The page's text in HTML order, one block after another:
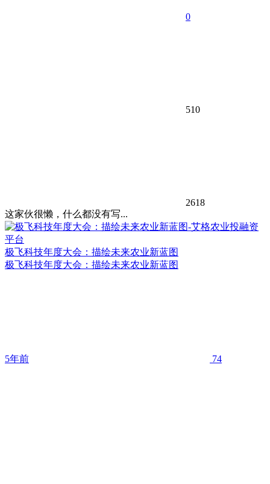
0
510
2618
这家伙很懒，什么都没有写...
极飞科技年度大会：描绘未来农业新蓝图
极飞科技年度大会：描绘未来农业新蓝图
5年前 74